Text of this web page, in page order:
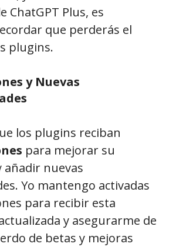
ChatGPT Plus, es
que perderás el
plugins.
y Nuevas
los plugins reciban
para mejorar su
añadir nuevas
Yo mantengo activadas
para recibir esta
y asegurarme de
de betas y mejoras